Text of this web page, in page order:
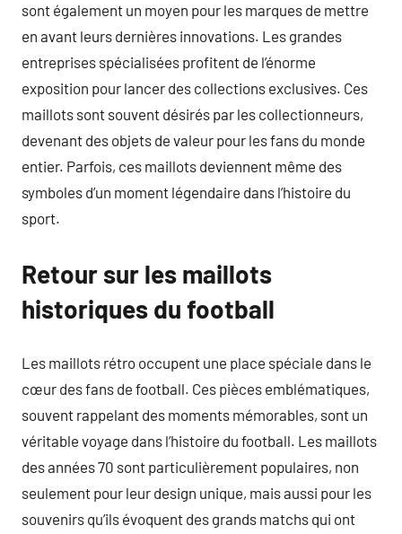
sont également un moyen pour les marques de mettre
en avant leurs dernières innovations. Les grandes
entreprises spécialisées profitent de l’énorme
exposition pour lancer des collections exclusives. Ces
maillots sont souvent désirés par les collectionneurs,
devenant des objets de valeur pour les fans du monde
entier. Parfois, ces maillots deviennent même des
symboles d’un moment légendaire dans l’histoire du
sport.
Retour sur les maillots
historiques du football
Les maillots rétro occupent une place spéciale dans le
cœur des fans de football. Ces pièces emblématiques,
souvent rappelant des moments mémorables, sont un
véritable voyage dans l’histoire du football. Les maillots
des années 70 sont particulièrement populaires, non
seulement pour leur design unique, mais aussi pour les
souvenirs qu’ils évoquent des grands matchs qui ont